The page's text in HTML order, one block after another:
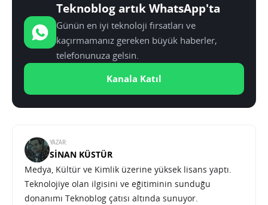
Teknoblog artık WhatsApp'ta
Günün en iyi teknoloji fırsatları ve
kaçırmamanız gereken büyük haberler,
telefonunuza gelsin.
Kanala Katıl
YAZAR:
SINAN KÜSTÜR
Medya, Kültür ve Kimlik üzerine yüksek lisans yaptı.
Teknolojiye olan ilgisini ve eğitiminin sunduğu
donanımı Teknoblog çatısı altında sunuyor.